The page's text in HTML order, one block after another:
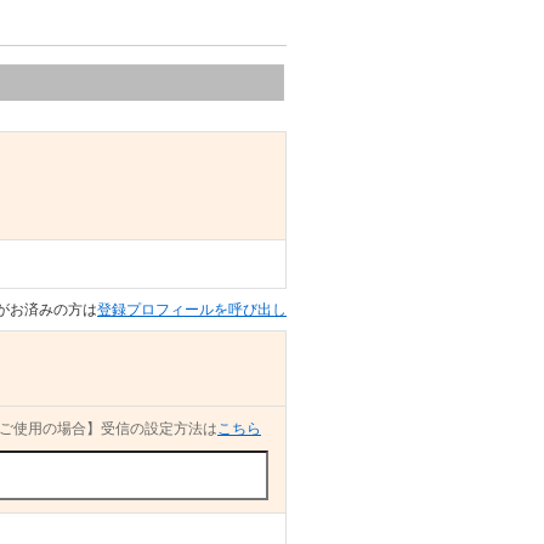
お済みの方は登録プロフィールを呼び出し
使用の場合】受信の設定方法はこちら